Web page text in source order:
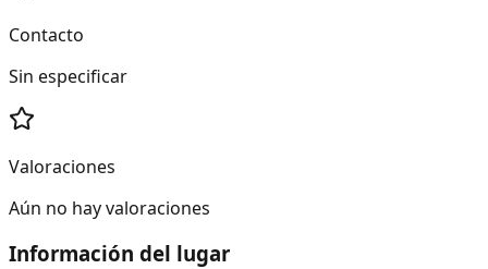
Contacto
Sin especificar
Valoraciones
Aún no hay valoraciones
Información del lugar